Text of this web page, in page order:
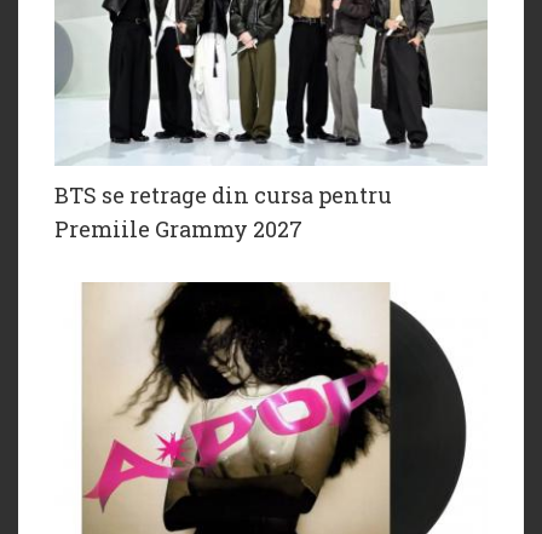
BTS se retrage din cursa pentru
Premiile Grammy 2027